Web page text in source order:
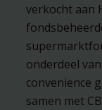
verkocht aan
onderdeel
convenience
samen met